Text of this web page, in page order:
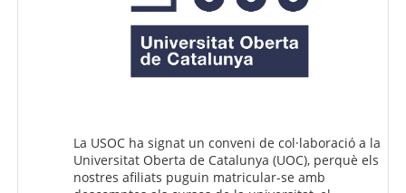
La USOC ha signat un conveni de col·laboració a la
Universitat Oberta de Catalunya (UOC), perquè els
nostres afiliats puguin matricular-se amb